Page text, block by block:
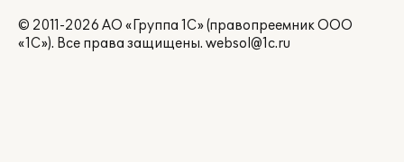
© 2011-2026 АО «Группа 1С» (правопреемник ООО
«1С»). Все права защищены. websol@1c.ru